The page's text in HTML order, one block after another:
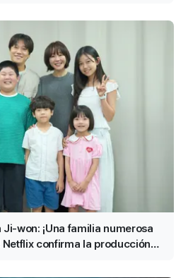
won: ¡Una familia numerosa
confirma la producción